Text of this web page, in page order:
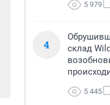
5 979
4
склад
5 445